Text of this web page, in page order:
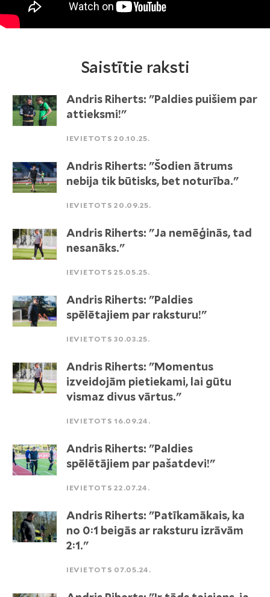
Saistītie raksti
Andris Riherts: "Paldies puišiem par
attieksmi!"
IEVIETOTS 20.10.25.
Andris Riherts: "Šodien ātrums
nebija tik būtisks, bet noturība."
IEVIETOTS 20.09.25.
Andris Riherts: "Ja nemēģinās, tad
nesanāks."
IEVIETOTS 25.05.25.
Andris Riherts: "Paldies
spēlētajiem par raksturu!"
IEVIETOTS 30.03.25.
Andris Riherts: "Momentus
izveidojām pietiekami, lai gūtu
vismaz divus vārtus."
IEVIETOTS 16.09.24.
Andris Riherts: "Paldies
spēlētājiem par pašatdevi!"
IEVIETOTS 22.07.24.
Andris Riherts: "Patīkamākais, ka
no 0:1 beigās ar raksturu izrāvām
2:1."
IEVIETOTS 07.05.24.